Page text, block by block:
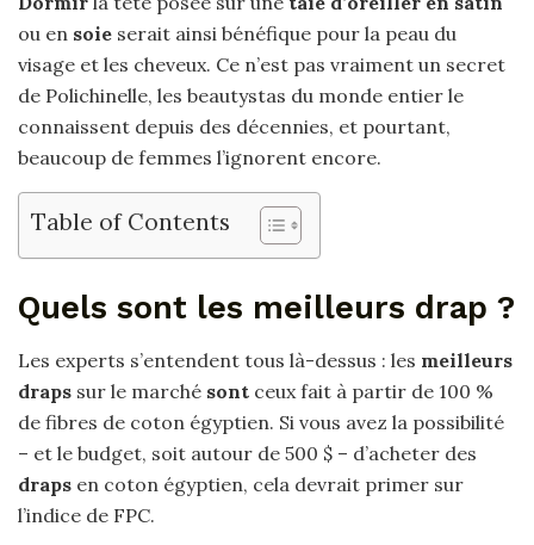
ou en soie serait ainsi bénéfique pour la peau du
visage et les cheveux. Ce n’est pas vraiment un secret
de Polichinelle, les beautystas du monde entier le
connaissent depuis des décennies, et pourtant,
beaucoup de femmes l’ignorent encore.
Table of Contents
Quels sont les meilleurs drap ?
Les experts s’entendent tous là-dessus : les meilleurs
draps sur le marché sont ceux fait à partir de 100 %
de fibres de coton égyptien. Si vous avez la possibilité
– et le budget, soit autour de 500 $ – d’acheter des
draps en coton égyptien, cela devrait primer sur
l’indice de FPC.